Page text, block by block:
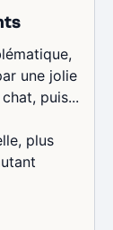
une jolie
puis...
plus